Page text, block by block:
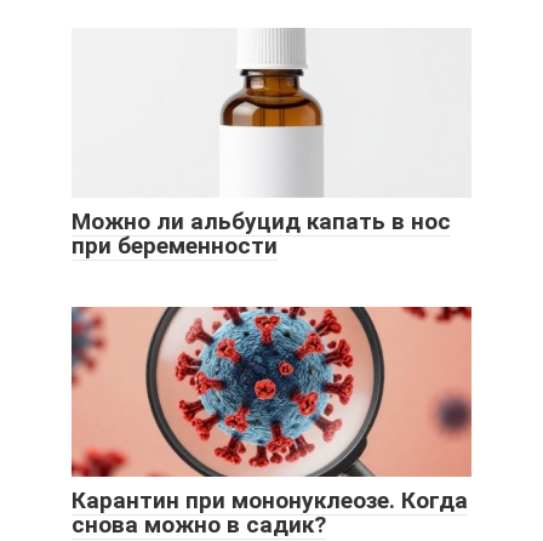
Можно ли альбуцид капать в нос
при беременности
Карантин при мононуклеозе. Когда
снова можно в садик?